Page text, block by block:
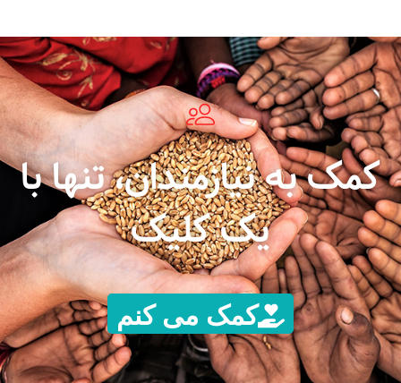
کمک به نیازمندان، تنها با
یک کلیک
کمک می کنم